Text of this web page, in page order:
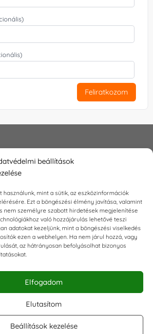
beállítások
használunk, mint a sütik, az eszközinformációk
Ezt a böngészési élmény javítása, valamint
nem személyre szabott hirdetések megjelenítése
való hozzájárulás lehetővé teszi
adatokat kezeljünk, mint a böngészési viselkedés
ezen a webhelyen. Ha nem járul hozzá, vagy
az hátrányosan befolyásolhat bizonyos
Elfogadom
Elutasítom
Beállítások kezelése
Feliratkozom
feltételek